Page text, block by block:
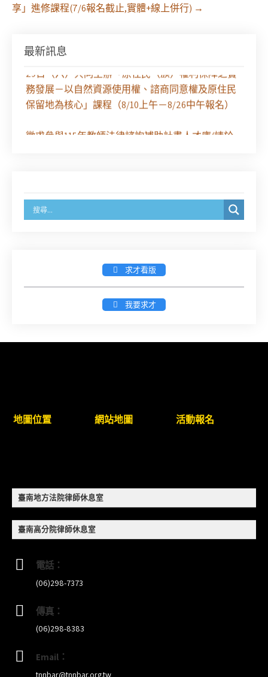
享」進修課程(7/6報名截止,實體+線上併行) →
最新訊息
【課程報名】全律會與台北律師公會等單位定於8月
29日（六）共同主辦「原住民（族）權利保障之實
務發展－以自然資源使用權、諮商同意權及原住民
保留地為核心」課程（8/10上午－8/26中午報名）
徵求參與115年教師法律諮詢補助計畫人才庫(請於
之分公司及商業應參加「勞動權益講習」
徵詢有意願擔任臺南市115年度國民中小學法治教育
入校扎根計畫講師之會員(8/14前線上表單登記)
衛」課程(8/12前向本會報名,實體)
【重要公告】115年職場霸凌調查專業人才(律師)培
訓課程（雲嘉南場）錄取通知已發送
本會訂於115年8月15日(六)上午舉辦「使用AI如何幫
前報名，實體+線上併行)
求才看版
我要求才
地圖位置 網站地圖 活動報名
臺南地方法院律師休息室
臺南高分院律師休息室
電話：
(06)298-7373
傳真：
(06)298-8383
Email：
tnnbar@tnnbar.org.tw